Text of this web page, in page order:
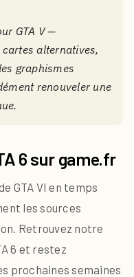
GTA V —
alternatives,
graphismes
renouveler une
6 sur game.fr
GTA VI en temps
les sources
Retrouvez notre
6 et restez
prochaines semaines